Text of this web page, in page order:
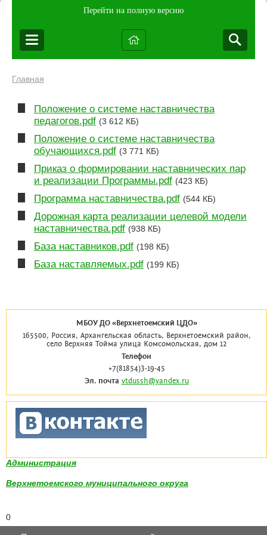
Перейти на полную версию
Главная
Положение о системе наставничества
педагогов.pdf (3 612 КБ)
Положение о системе наставничества
обучающихся.pdf (3 771 КБ)
Приказ о формировании наставнических пар
и реализации Программы.pdf (423 КБ)
Программа наставничества.pdf (544 КБ)
Дорожная карта реализации целевой модели
наставничества.pdf (938 КБ)
База наставников.pdf (198 КБ)
База наставляемых.pdf (199 КБ)
МБОУ ДО «Верхнетоемский ЦДО»
165500, Россия, Архангельская область, Верхнетоемский район,
село Верхняя Тойма улица Комсомольская, дом 12
Телефон
+7(81854)3-19-45
Эл. почта vtdussh@yandex.ru
Администрация
Верхнетоемского муниципального округа
0